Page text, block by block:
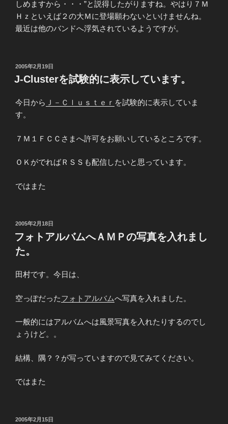
しめますから・・・”と説得したがりますね。やはり７Ｍ
Ｈｚといえば２の大Ｍに登場願わないといけませんね。
最近は他のバンドへ浮気されているようですが。
投
稿
日:
2005年2月19日
J-Clusterを試験的に表示しています。
今日から Ｊ－Ｃｌｕｓｔｅｒ を試験的に表示していま
す。
７Ｍ１ＦＣＣさまへ許可をお願いしているところです。
ＯＫがでればＲＳＳも配信したいと思っています。
ではまた
投
稿
日:
2005年2月18日
フォトアルバムへＡＭＰの写真を入れまし
た。
田村です。今日は、
空っぽだったフォトアルバムへ写真を入れました。
一般的にはアルバムへは風景写真を入れたりするのでし
ょうけど。。
結構、隅？？が写っていますので見てみてください。
ではまた
投
2005年2月15日